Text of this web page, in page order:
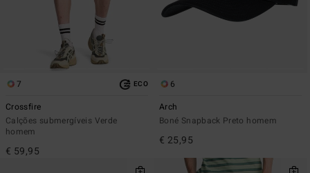
7 ECO
Crossfire
Calções submergíveis Verde
homem
€ 59,95
6
Arch
Boné Snapback Preto homem
€ 25,95